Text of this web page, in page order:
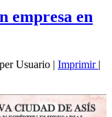
empresa en
Usuario | Imprimir |